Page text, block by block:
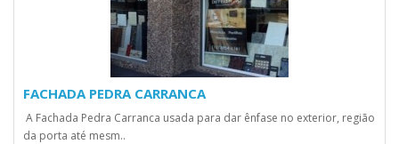
FACHADA PEDRA CARRANCA
A Fachada Pedra Carranca usada para dar ênfase no exterior, região
da porta até mesm..